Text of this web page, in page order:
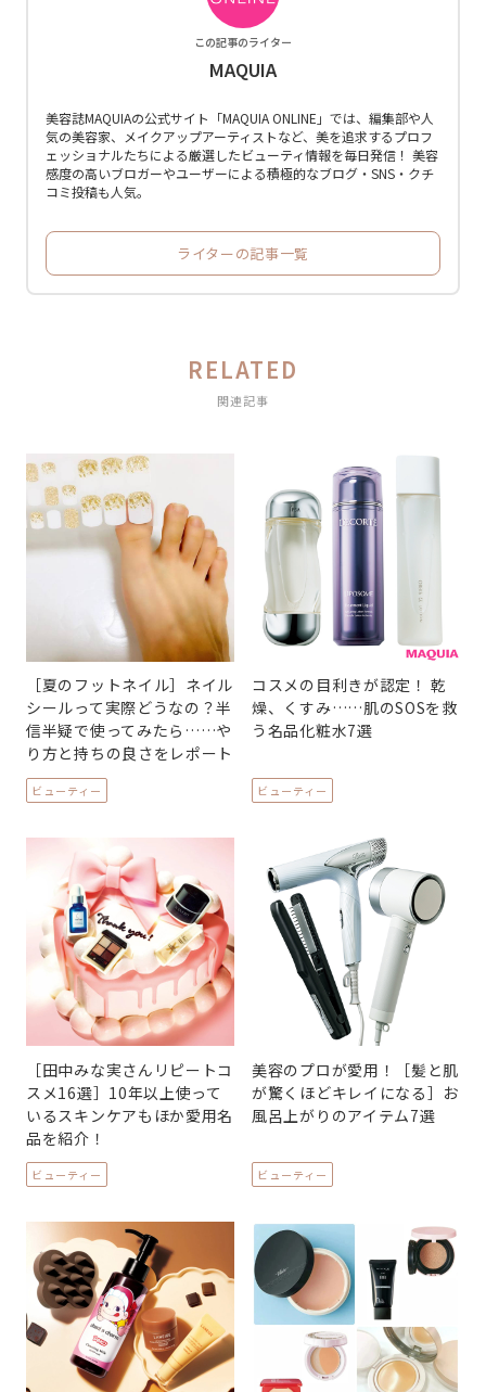
この記事のライター
MAQUIA
美容誌MAQUIAの公式サイト「MAQUIA ONLINE」では、編集部や人
気の美容家、メイクアップアーティストなど、美を追求するプロフ
ェッショナルたちによる厳選したビューティ情報を毎日発信！ 美容
感度の高いブロガーやユーザーによる積極的なブログ・SNS・クチ
コミ投稿も人気。
ライターの記事一覧
RELATED
関連記事
［夏のフットネイル］ネイル
シールって実際どうなの？半
信半疑で使ってみたら……や
り方と持ちの良さをレポート
ビューティー
コスメの目利きが認定！ 乾
燥、くすみ……肌のSOSを救
う名品化粧水7選
ビューティー
［田中みな実さんリピートコ
スメ16選］10年以上使って
いるスキンケアもほか愛用名
品を紹介！
ビューティー
美容のプロが愛用！［髪と肌
が驚くほどキレイになる］お
風呂上がりのアイテム7選
ビューティー